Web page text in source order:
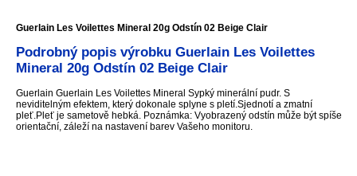
Guerlain Les Voilettes Mineral 20g Odstín 02 Beige Clair
Podrobný popis výrobku Guerlain Les Voilettes
Mineral 20g Odstín 02 Beige Clair
Guerlain Guerlain Les Voilettes Mineral Sypký minerální pudr. S
neviditelným efektem, který dokonale splyne s pletí.Sjednotí a zmatní
pleť.Pleť je sametově hebká. Poznámka: Vyobrazený odstín může být spíše
orientační, záleží na nastavení barev Vašeho monitoru.